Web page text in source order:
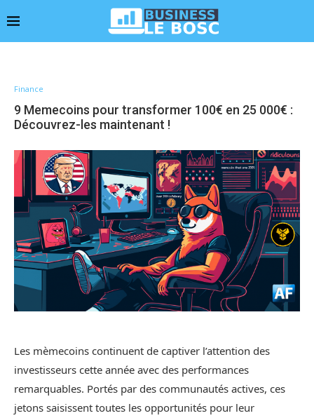
Finance
9 Memecoins pour transformer 100€ en 25 000€ :
Découvrez-les maintenant !
Les mèmecoins continuent de captiver l’attention des
investisseurs cette année avec des performances
remarquables. Portés par des communautés actives, ces
jetons saisissent toutes les opportunités pour leur